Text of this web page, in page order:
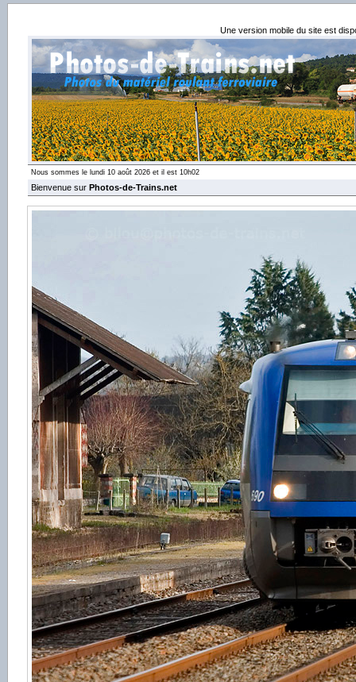
Une version mobile du site est
Nous sommes le lundi 10 août 2026 et il est 10h02
Bienvenue sur Photos-de-Trains.net